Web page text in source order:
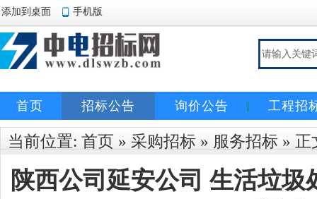
添加到桌面 手机版
首页 招标公告 询价公告 工程招
当前位置: 首页 » 采购招标 » 服务招标 » 正
陕西公司延安公司 生活垃